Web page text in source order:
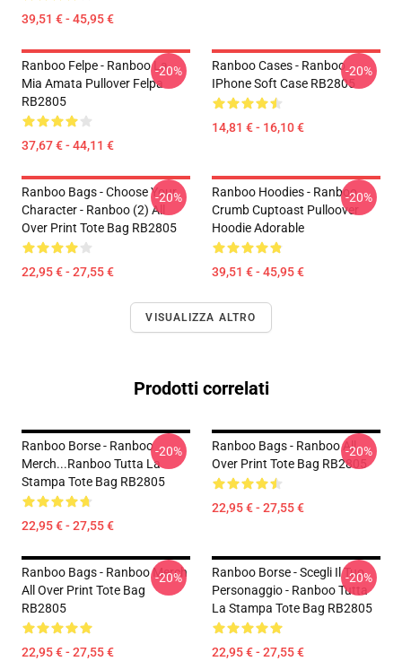
39,51 € - 45,95 €
Ranboo Felpe - Ranboo La
Mia Amata Pullover Felpa
RB2805
37,67 € - 44,11 €
-20%
Ranboo Cases - Ranboo
IPhone Soft Case RB2805
14,81 € - 16,10 €
-20%
Ranboo Bags - Choose Your
Character - Ranboo (2) All
Over Print Tote Bag RB2805
22,95 € - 27,55 €
-20%
Ranboo Hoodies - Ranboo
Crumb Cuptoast Pulloover
Hoodie Adorable
39,51 € - 45,95 €
-20%
VISUALIZZA ALTRO
Prodotti correlati
Ranboo Borse - Ranboo
Merch...Ranboo Tutta La
Stampa Tote Bag RB2805
22,95 € - 27,55 €
-20%
Ranboo Bags - Ranboo All
Over Print Tote Bag RB2805
22,95 € - 27,55 €
-20%
Ranboo Bags - Ranboo Merch
All Over Print Tote Bag
RB2805
22,95 € - 27,55 €
-20%
Ranboo Borse - Scegli Il Tuo
Personaggio - Ranboo Tutta
La Stampa Tote Bag RB2805
22,95 € - 27,55 €
-20%